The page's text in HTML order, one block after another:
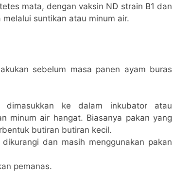
mata, dengan vaksin ND strain B1 dan
suntikan atau minum air.
sebelum masa panen ayam buras
ke dalam inkubator atau
minum air hangat. Biasanya pakan yang
butiran butiran kecil.
dan masih menggunakan pakan
pemanas.